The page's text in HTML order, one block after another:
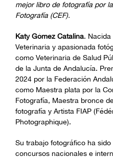
mejor libro de fotografía por
Fotografía (CEF).
Katy Gómez Catalina. Nacida
Veterinaria y apasionada
como Veterinaria de Salud
de la Junta de Andalucía.
2024 por la Federación
como Maestra plata por la
Fotografía, Maestra bronce
fotografía y Artista FIAP
Photographique).
Su trabajo fotográfico ha
concursos nacionales e